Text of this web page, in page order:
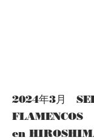
​2024年3月
FLAMENCOS
​en